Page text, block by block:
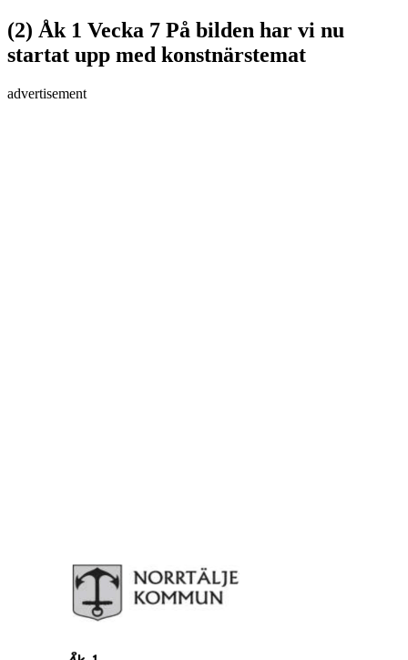
(2) Åk 1 Vecka 7 På bilden har vi nu
startat upp med konstnärstemat
advertisement